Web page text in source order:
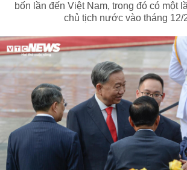
bốn lần đến Việt Nam, trong đó có một
chủ tịch nước vào tháng 12/